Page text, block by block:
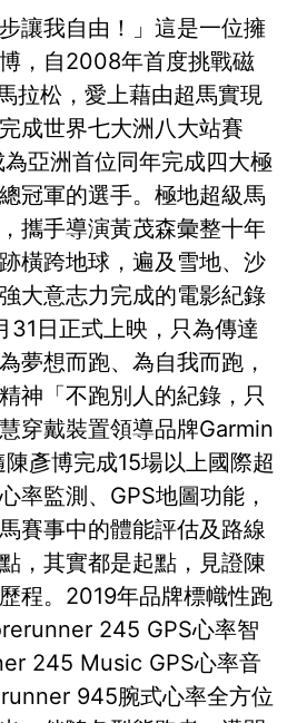
讓我自由！」這是一位擁
，自2008年首度挑戰磁
拉松，愛上藉由超馬實現
成世界七大洲八大站賽
亞洲首位同年完成四大極
冠軍的選手。極地超級馬
攜手導演黃茂森彙整十年
橫跨地球，遍及雪地、沙
大意志力完成的電影紀錄
31日正式上映，只為傳達
夢想而跑、為自我而跑，
神「不跑別人的紀錄，只
穿戴裝置領導品牌Garmin
彥博完成15場以上國際超
率監測、GPS地圖功能，
賽事中的體能評估及路線
，其實都是起點，見證陳
程。2019年品牌標幟性跑
245 GPS心率智
245 Music GPS心率音
945腕式心率全方位